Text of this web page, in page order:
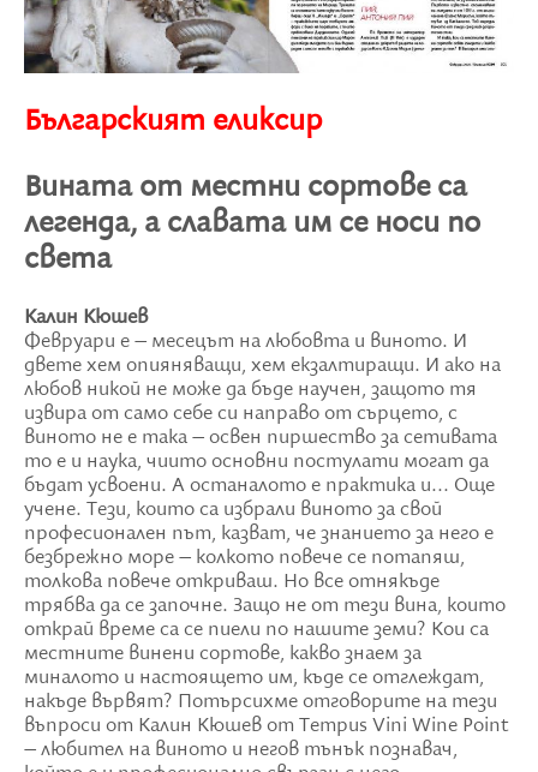
Българският еликсир
Вината от местни сортове са
легенда, а славата им се носи по
света
Калин Кюшев
Февруари е – месецът на любовта и виното. И
двете хем опияняващи, хем екзалтиращи. И ако на
любов никой не може да бъде научен, защото тя
извира от само себе си направо от сърцето, с
виното не е така – освен пиршество за сетивата
то е и наука, чиито основни постулати могат да
бъдат усвоени. А останалото е практика и... Още
учене. Тези, които са избрали виното за свой
професионален път, казват, че знанието за него е
безбрежно море – колкото повече се потапяш,
толкова повече откриваш. Но все отнякъде
трябва да се започне. Защо не от тези вина, които
открай време са се пиели по нашите земи? Кои са
местните винени сортове, какво знаем за
миналото и настоящето им, къде се отглеждат,
накъде вървят? Потърсихме отговорите на тези
въпроси от Калин Кюшев от Tempus Vini Wine Point
– любител на виното и негов тънък познавач,